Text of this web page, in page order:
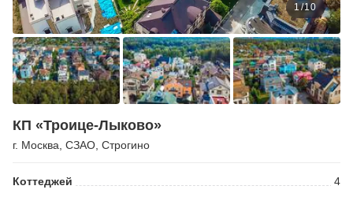
1/10
КП «Троице-Лыково»
г. Москва СЗАО Строгино
Коттеджей
4